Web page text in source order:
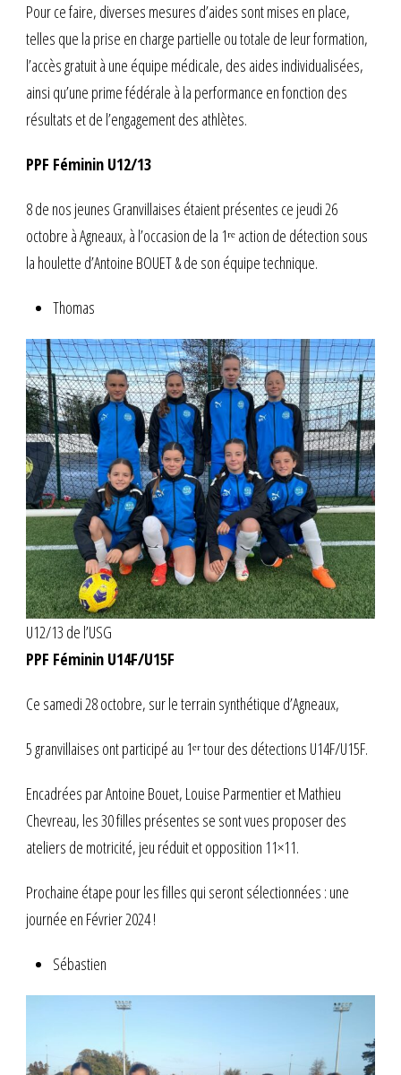
Pour ce faire, diverses mesures d’aides sont mises en place,
telles que la prise en charge partielle ou totale de leur formation,
l’accès gratuit à une équipe médicale, des aides individualisées,
ainsi qu’une prime fédérale à la performance en fonction des
résultats et de l’engagement des athlètes.
PPF Féminin U12/13
8 de nos jeunes Granvillaises étaient présentes ce jeudi 26
octobre à Agneaux, à l’occasion de la 1ʳᵉ action de détection sous
la houlette d’Antoine BOUET & de son équipe technique.
Thomas
U12/13 de l’USG
PPF Féminin U14F/U15F
Ce samedi 28 octobre, sur le terrain synthétique d’Agneaux,
5 granvillaises ont participé au 1ᵉʳ tour des détections U14F/U15F.
Encadrées par Antoine Bouet, Louise Parmentier et Mathieu
Chevreau, les 30 filles présentes se sont vues proposer des
ateliers de motricité, jeu réduit et opposition 11×11.
Prochaine étape pour les filles qui seront sélectionnées : une
journée en Février 2024 !
Sébastien